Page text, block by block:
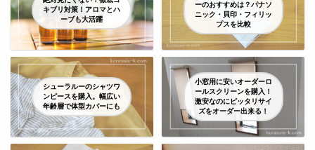
キブリ対策！アロマとハ
ーブも大活躍
ーのおすすめは？パナソ
ニック・貝印・フィリッ
プスを比較
シューラルーのシャツワ
ンピースを購入。幅広い
年齢層で体型カバーにも
小窓用に安いオーダーロ
ールスクリーンを購入！
激安なのにピッタリサイ
ズをオーダー出来る！